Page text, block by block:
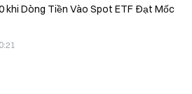
khi Dòng Tiền Vào Spot ETF Đạt Mốc